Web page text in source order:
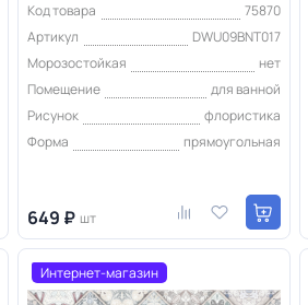
Код товара
75870
Артикул
DWU09BNT017
Морозостойкая
нет
Помещение
для ванной
Рисунок
флористика
Форма
прямоугольная
649 ₽ шт
Интернет-магазин